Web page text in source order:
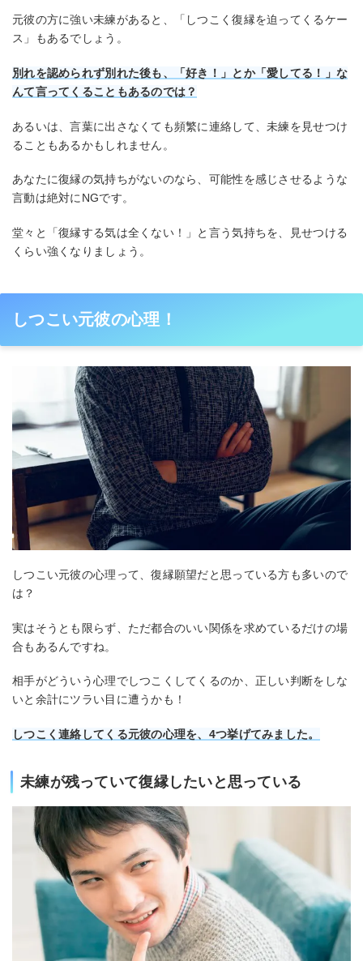
元彼の方に強い未練があると、「しつこく復縁を迫ってくるケー
ス」もあるでしょう。
別れを認められず別れた後も、「好き！」とか「愛してる！」な
んて言ってくることもあるのでは？
あるいは、言葉に出さなくても頻繁に連絡して、未練を見せつけ
ることもあるかもしれません。
あなたに復縁の気持ちがないのなら、可能性を感じさせるような
言動は絶対にNGです。
堂々と「復縁する気は全くない！」と言う気持ちを、見せつける
くらい強くなりましょう。
しつこい元彼の心理！
しつこい元彼の心理って、復縁願望だと思っている方も多いので
は？
実はそうとも限らず、ただ都合のいい関係を求めているだけの場
合もあるんですね。
相手がどういう心理でしつこくしてくるのか、正しい判断をしな
いと余計にツラい目に遭うかも！
しつこく連絡してくる元彼の心理を、4つ挙げてみました。
未練が残っていて復縁したいと思っている